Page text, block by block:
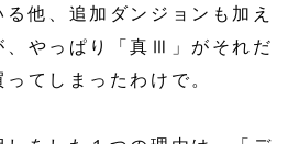
他、追加ダンジョンも加え
、やっぱり「真Ⅲ」がそれだ
てしまったわけで。